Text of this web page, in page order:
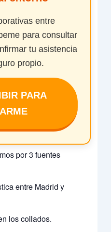
entre
para consultar
tu asistencia
propio.
PARA
por 3 fuentes
entre Madrid y
los collados.